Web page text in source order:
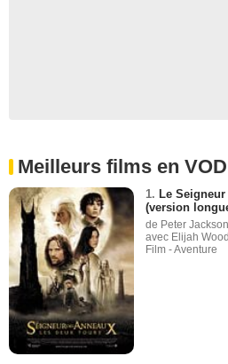
Meilleurs films en VOD
1. Le
(version
de Peter Jackson
avec Elijah
Film - Aventure